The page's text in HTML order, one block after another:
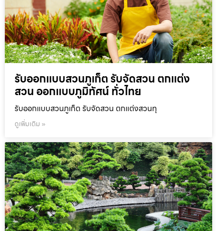
รับออกแบบสวนภูเก็ต รับจัดสวน ตกแต่ง
สวน ออกแบบภูมิทัศน์ ทั่วไทย
รับออกแบบสวนภูเก็ต รับจัดสวน ตกแต่งสวนทุ
ดูเพิ่มเติม »